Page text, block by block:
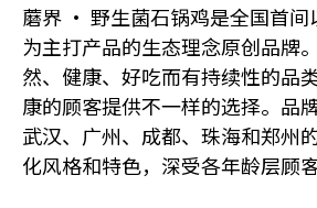
蘑界 · 野生菌石锅鸡是全国首间
为主打产品的生态理念原创品牌
然、健康、好吃而有持续性的品
康的顾客提供不一样的选择。品
武汉、广州、成都、珠海和郑州
化风格和特色，深受各年龄层顾客